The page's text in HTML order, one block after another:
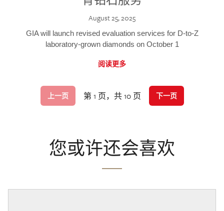
August 25, 2025
GIA will launch revised evaluation services for D-to-Z
laboratory-grown diamonds on October 1
阅读更多
上一页 第 1 页，共 10 页 下一页
您或许还会喜欢